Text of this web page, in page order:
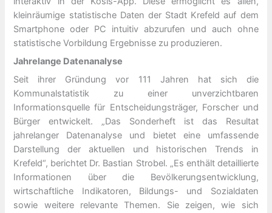
kleinräumige statistische Daten der Stadt Krefeld auf dem
Smartphone oder PC intuitiv abzurufen und auch ohne
statistische Vorbildung Ergebnisse zu produzieren.
Jahrelange Datenanalyse
Seit ihrer Gründung vor 111 Jahren hat sich die
Kommunalstatistik zu einer unverzichtbaren
Informationsquelle für Entscheidungsträger, Forscher und
Bürger entwickelt. „Das Sonderheft ist das Resultat
jahrelanger Datenanalyse und bietet eine umfassende
Darstellung der aktuellen und historischen Trends in
Krefeld“, berichtet Dr. Bastian Strobel. „Es enthält detaillierte
Informationen über die Bevölkerungsentwicklung,
wirtschaftliche Indikatoren, Bildungs- und Sozialdaten
sowie weitere relevante Themen. Sie zeigen, wie sich